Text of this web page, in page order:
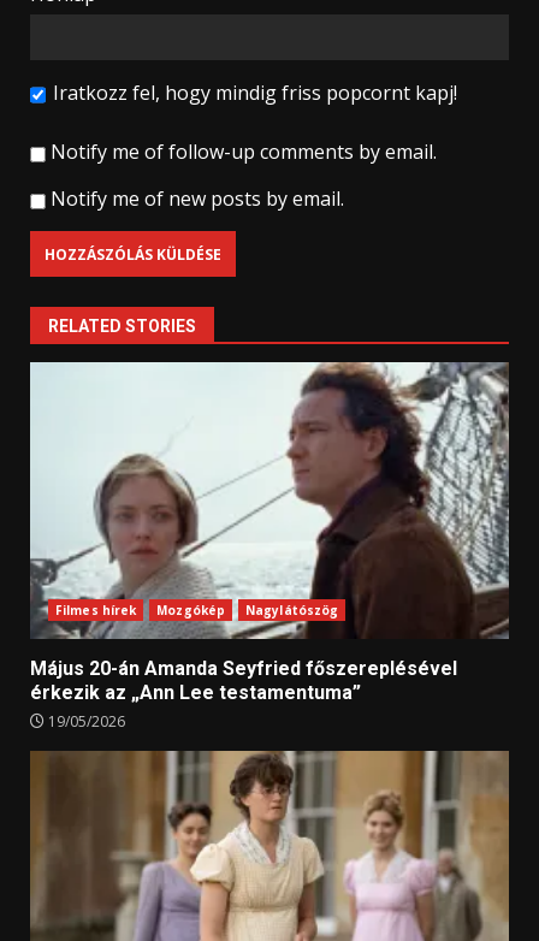
Iratkozz fel, hogy mindig friss popcornt kapj!
Notify me of follow-up comments by email.
Notify me of new posts by email.
RELATED STORIES
Filmes hírek Mozgókép Nagylátószög
Május 20-án Amanda Seyfried főszereplésével
érkezik az „Ann Lee testamentuma”
19/05/2026